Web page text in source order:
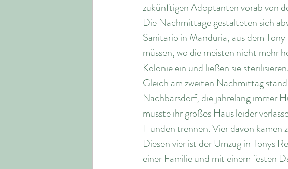
zukünftigen Adoptanten vorab von
Die Nachmittage gestalteten sich
Sanitario in Manduria, aus dem
müssen, wo die meisten nicht mehr
Kolonie ein und ließen sie sterilisieren.
Gleich am zweiten Nachmittag
Nachbarsdorf, die jahrelang immer
musste ihr großes Haus leider
Hunden trennen. Vier davon kamen
Diesen vier ist der Umzug in Tonys
einer Familie und mit einem festen